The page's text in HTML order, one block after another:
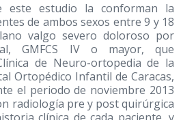
este estudio la conforman la
de ambos sexos entre 9 y 18
valgo severo doloroso por
GMFCS IV o mayor, que
de Neuro-ortopedia de la
Ortopédico Infantil de Caracas,
el periodo de noviembre 2013
radiología pre y post quirúrgica